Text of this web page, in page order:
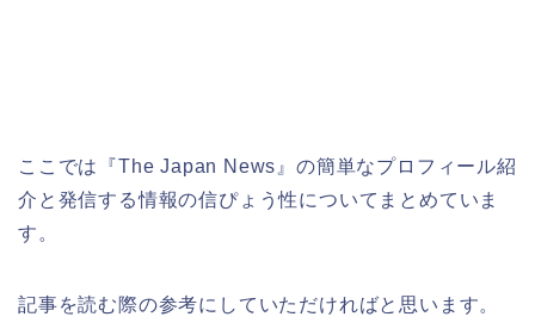
ここでは『The Japan News』の簡単なプロフィール紹
介と発信する情報の信ぴょう性についてまとめていま
す。
記事を読む際の参考にしていただければと思います。